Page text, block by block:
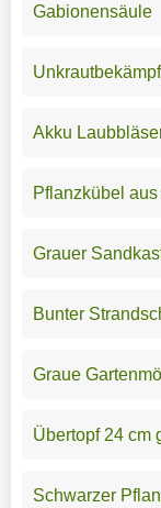
Gabionensäule
Akku
Pflanzkübel
Grauer
Bunter
Graue
Übertopf 24 cm
Schwarzer